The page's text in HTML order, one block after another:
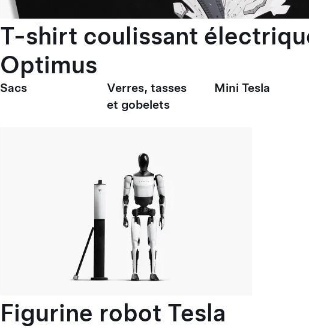
T-shirt coulissant
Optimus
Sacs
Verres, tasses
et gobelets
Mini Tesla
Figurine robot Tesla